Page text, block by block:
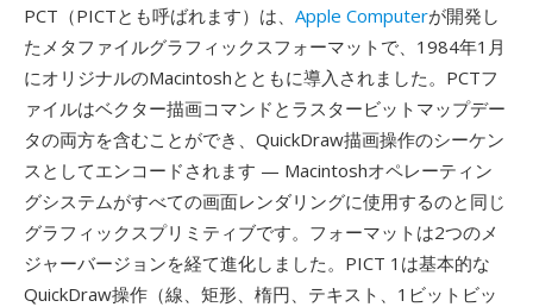
PCT（PICTとも呼ばれます）は、 Apple Computerが開発し
たメタファイルグラフィックスフォーマットで、1984年1月
にオリジナルのMacintoshとともに導入されました。PCTフ
ァイルはベクター描画コマンドとラスタービットマップデー
タの両方を含むことができ、QuickDraw描画操作のシーケン
スとしてエンコードされます — Macintoshオペレーティン
グシステムがすべての画面レンダリングに使用するのと同じ
グラフィックスプリミティブです。フォーマットは2つのメ
ジャーバージョンを経て進化しました。PICT 1は基本的な
QuickDraw操作（線、矩形、楕円、テキスト、1ビットビッ